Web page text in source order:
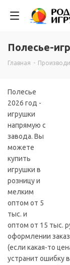
Полесье-
Главная -
Полесье
2026 год -
игрушки
напрямую с
завода. Вы
можете
купить
игрушки в
розницу и
мелким
оптом от 5
тыс. и
оптом от 15 тыс.
оформлении
(если какая-то
устранит ошибку